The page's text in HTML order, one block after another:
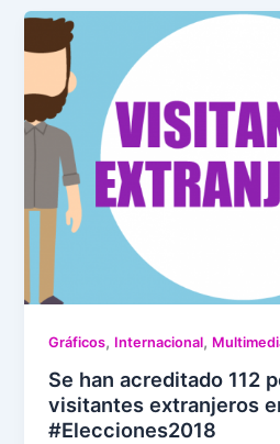
Gráficos, Internacional,
Se han acreditado 112
visitantes extranjeros
#Elecciones2018